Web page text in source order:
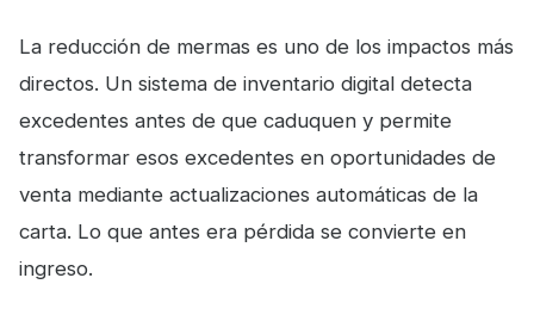
La reducción de mermas es uno de los impactos más
directos. Un sistema de inventario digital detecta
excedentes antes de que caduquen y permite
transformar esos excedentes en oportunidades de
venta mediante actualizaciones automáticas de la
carta. Lo que antes era pérdida se convierte en
ingreso.